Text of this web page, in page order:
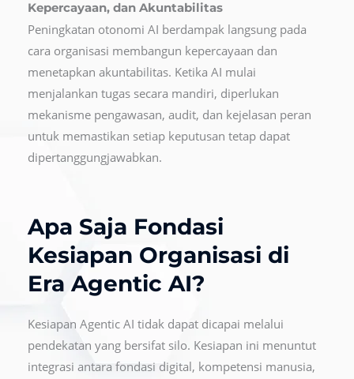
Kepercayaan, dan Akuntabilitas
Peningkatan otonomi AI berdampak langsung pada
cara organisasi membangun kepercayaan dan
menetapkan akuntabilitas. Ketika AI mulai
menjalankan tugas secara mandiri, diperlukan
mekanisme pengawasan, audit, dan kejelasan peran
untuk memastikan setiap keputusan tetap dapat
dipertanggungjawabkan.
Apa Saja Fondasi
Kesiapan Organisasi di
Era Agentic AI?
Kesiapan Agentic AI tidak dapat dicapai melalui
pendekatan yang bersifat silo. Kesiapan ini menuntut
integrasi antara fondasi digital, kompetensi manusia,